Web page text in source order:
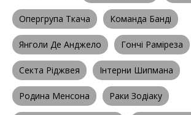
Опергрупа Ткача Команда Банді
Янголи Де Анджело Гончі Раміреза
Секта Ріджвея Інтерни Шипмана
Родина Менсона Раки Зодіаку